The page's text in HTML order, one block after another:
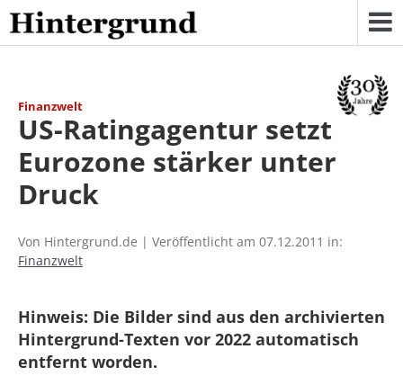
Skip
to
content
Finanzwelt
US-Ratingagentur setzt
Eurozone stärker unter
Druck
Von Hintergrund.de | Veröffentlicht am 07.12.2011 in:
Finanzwelt
Hinweis: Die Bilder sind aus den archivierten
Hintergrund-Texten vor 2022 automatisch
entfernt worden.